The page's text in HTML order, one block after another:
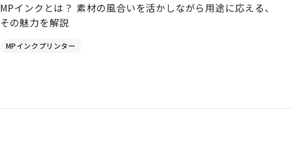
MPインクとは？ 素材の風合いを活かしながら用途に応える、
その魅力を解説
MPインクプリンター